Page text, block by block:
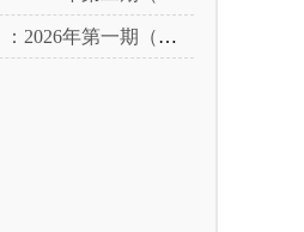
年第一期（下）